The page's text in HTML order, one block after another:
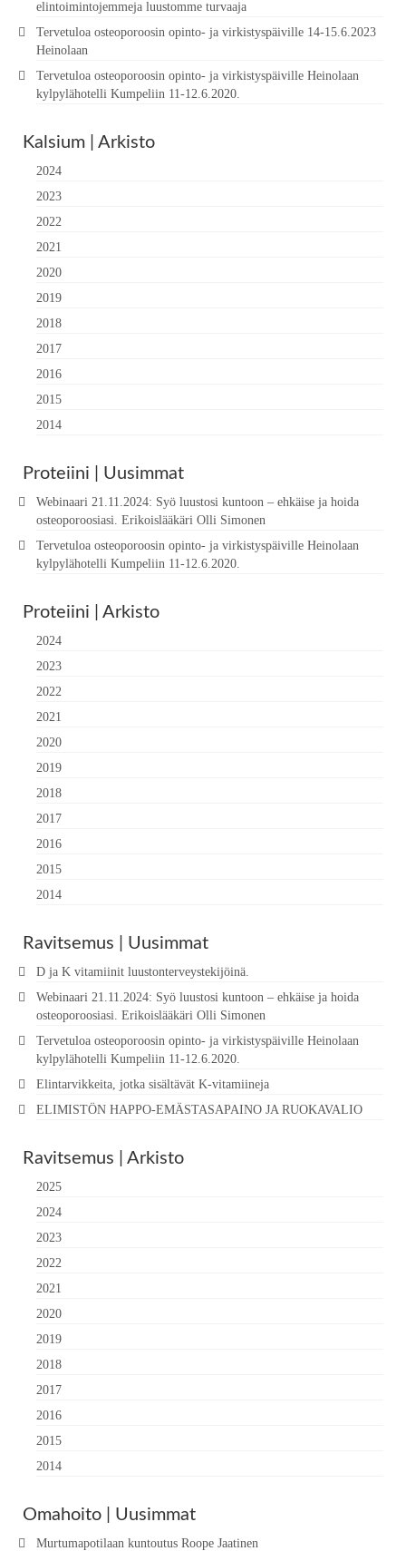
elintoimintojemmeja luustomme turvaaja
Tervetuloa osteoporoosin opinto- ja virkistyspäiville 14-15.6.2023
Heinolaan
Tervetuloa osteoporoosin opinto- ja virkistyspäiville Heinolaan
kylpylähotelli Kumpeliin 11-12.6.2020.
Kalsium | Arkisto
2024
2023
2022
2021
2020
2019
2018
2017
2016
2015
2014
Proteiini | Uusimmat
Webinaari 21.11.2024: Syö luustosi kuntoon – ehkäise ja hoida
osteoporoosiasi. Erikoislääkäri Olli Simonen
Tervetuloa osteoporoosin opinto- ja virkistyspäiville Heinolaan
kylpylähotelli Kumpeliin 11-12.6.2020.
Proteiini | Arkisto
2024
2023
2022
2021
2020
2019
2018
2017
2016
2015
2014
Ravitsemus | Uusimmat
D ja K vitamiinit luustonterveystekijöinä.
Webinaari 21.11.2024: Syö luustosi kuntoon – ehkäise ja hoida
osteoporoosiasi. Erikoislääkäri Olli Simonen
Tervetuloa osteoporoosin opinto- ja virkistyspäiville Heinolaan
kylpylähotelli Kumpeliin 11-12.6.2020.
Elintarvikkeita, jotka sisältävät K-vitamiineja
ELIMISTÖN HAPPO-EMÄSTASAPAINO JA RUOKAVALIO
Ravitsemus | Arkisto
2025
2024
2023
2022
2021
2020
2019
2018
2017
2016
2015
2014
Omahoito | Uusimmat
Murtumapotilaan kuntoutus Roope Jaatinen